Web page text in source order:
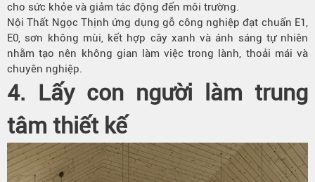
cho sức khỏe và giảm tác động đến môi trường.
Nội Thất Ngọc Thịnh ứng dụng gỗ công nghiệp đạt chuẩn E1,
E0, sơn không mùi, kết hợp cây xanh và ánh sáng tự nhiên
nhằm tạo nên không gian làm việc trong lành, thoải mái và
chuyên nghiệp.
4. Lấy con người làm trung
tâm thiết kế